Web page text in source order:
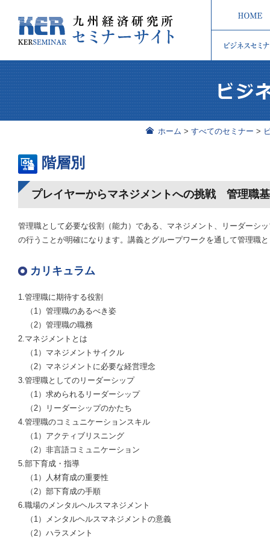
ホーム > すべてのセミナー >
階層別
プレイヤーからマネジメントへの挑戦 管理職
管理職として必要な役割（能力）である、マネジメント、リーダーシ
の行うことが明確になります。講義とグループワークを通して管理職
カリキュラム
1.管理職に期待する役割
（1）管理職のあるべき姿
（2）管理職の職務
2.マネジメントとは
（1）マネジメントサイクル
（2）マネジメントに必要な経営理念
3.管理職としてのリーダーシップ
（1）求められるリーダーシップ
（2）リーダーシップのかたち
4.管理職のコミュニケーションスキル
（1）アクティブリスニング
（2）非言語コミュニケーション
5.部下育成・指導
（1）人材育成の重要性
（2）部下育成の手順
6.職場のメンタルヘルスマネジメント
（1）メンタルヘルスマネジメントの意義
（2）ハラスメント